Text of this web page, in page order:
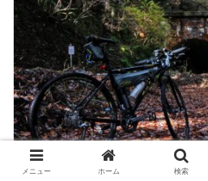
メニュー ホーム 検索